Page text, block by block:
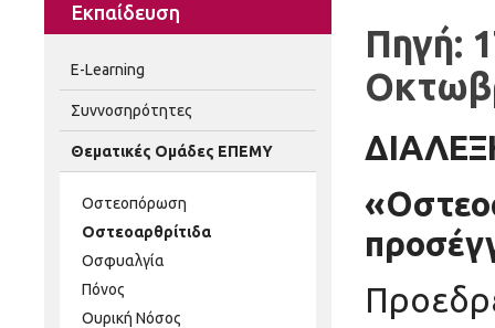
Εκπαίδευση
E-Learning
Συννοσηρότητες
Θεματικές Ομάδες ΕΠΕΜΥ
Οστεοπόρωση
Οστεοαρθρίτιδα
Οσφυαλγία
Πόνος
Ουρική Νόσος
Πηγή: